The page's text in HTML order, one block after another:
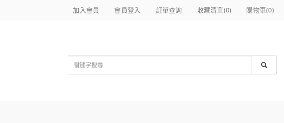
加入會員 會員登入 訂單查詢 收藏清單(0) 購物車(0)